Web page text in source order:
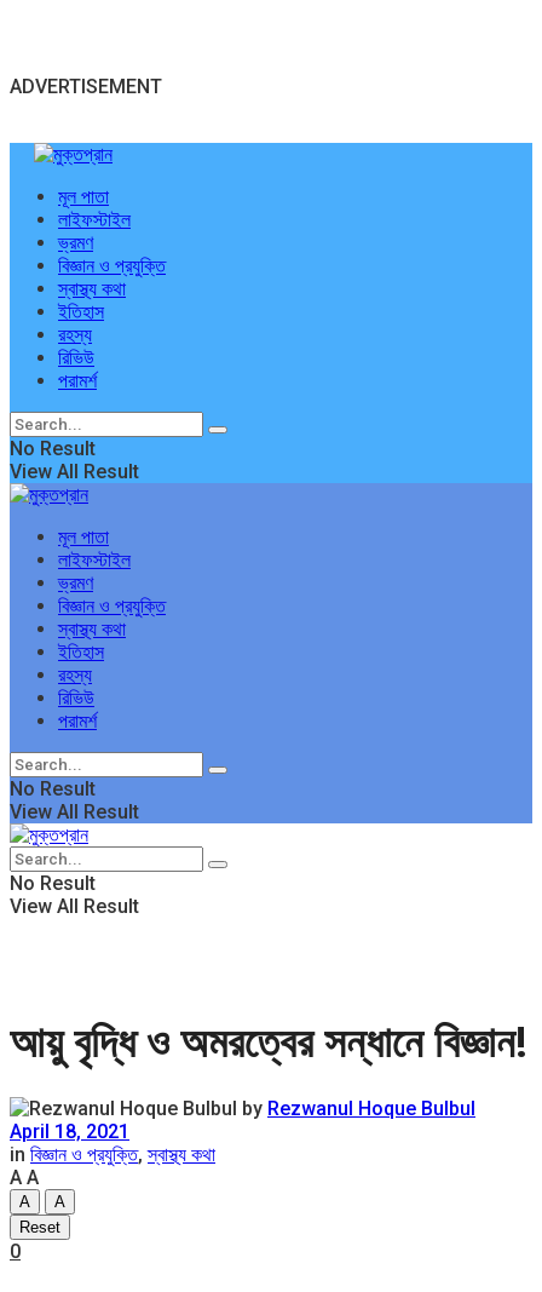
ADVERTISEMENT
মূল পাতা
লাইফস্টাইল
ভ্রমণ
বিজ্ঞান ও প্রযুক্তি
স্বাস্থ্য কথা
ইতিহাস
রহস্য
রিভিউ
পরামর্শ
No Result
View All Result
মূল পাতা
লাইফস্টাইল
ভ্রমণ
বিজ্ঞান ও প্রযুক্তি
স্বাস্থ্য কথা
ইতিহাস
রহস্য
রিভিউ
পরামর্শ
No Result
View All Result
No Result
View All Result
আয়ু বৃদ্ধি ও অমরত্বের সন্ধানে বিজ্ঞান!
by Rezwanul Hoque Bulbul
April 18, 2021
in বিজ্ঞান ও প্রযুক্তি,স্বাস্থ্য কথা
A A
A
A
Reset
0